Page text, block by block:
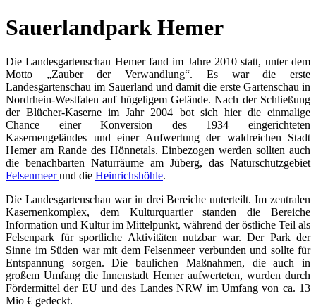
Sauerlandpark Hemer
Die Landesgartenschau Hemer fand im Jahre 2010 statt, unter dem
Motto „Zauber der Verwandlung“. Es war die erste
Landesgartenschau im Sauerland und damit die erste Gartenschau in
Nordrhein-Westfalen auf hügeligem Gelände. Nach der Schließung
der Blücher-Kaserne im Jahr 2004 bot sich hier die einmalige
Chance einer Konversion des 1934 eingerichteten
Kasernengeländes und einer Aufwertung der waldreichen Stadt
Hemer am Rande des Hönnetals. Einbezogen werden sollten auch
die benachbarten Naturräume am Jüberg, das Naturschutzgebiet
Felsenmeerund die Heinrichshöhle.
Die Landesgartenschau war in drei Bereiche unterteilt. Im zentralen
Kasernenkomplex, dem Kulturquartier standen die Bereiche
Information und Kultur im Mittelpunkt, während der östliche Teil als
Felsenpark für sportliche Aktivitäten nutzbar war. Der Park der
Sinne im Süden war mit dem Felsenmeer verbunden und sollte für
Entspannung sorgen. Die baulichen Maßnahmen, die auch in
großem Umfang die Innenstadt Hemer aufwerteten, wurden durch
Fördermittel der EU und des Landes NRW im Umfang von ca. 13
Mio € gedeckt.